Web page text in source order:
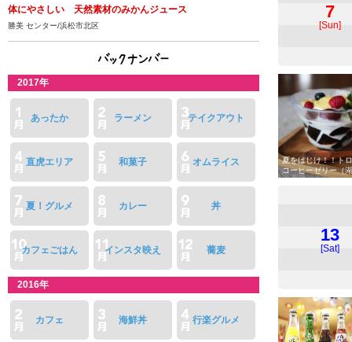
体にやさしい 天然素材のみかんジュース
勝美 センター/浜松市北区
2017年
あったか ラーメン テイクアウト
直虎エリア 和菓子 オムライス
夏！グルメ カレー 丼
カフェごはん インスタ映え 蕎麦
2016年
カフェ 海鮮丼 行楽グルメ
7
[Sun]
夏をはじけ！！ト
コーヒーゼリー（
13
[Sat]